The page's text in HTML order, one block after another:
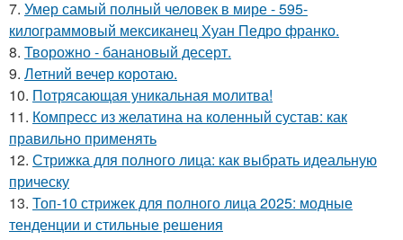
7. Умер самый полный человек в мире - 595-
килограммовый мексиканец Хуан Педро франко.
8. Творожно - банановый десерт.
9. Летний вечер коротаю.
10. Потрясающая уникальная молитва!
11. Компресс из желатина на коленный сустав: как
правильно применять
12. Стрижка для полного лица: как выбрать идеальную
прическу
13. Топ-10 стрижек для полного лица 2025: модные
тенденции и стильные решения